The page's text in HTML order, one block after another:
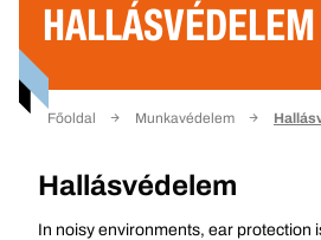
HALLÁSVÉDELEM
Főoldal Munkavédelem
Hallásvédelem
In noisy environments, ear protection
Szűrő